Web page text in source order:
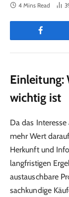
4 Mins Read
Einleitung:
wichtig ist
Da das
mehr Wert
Herkunft und
langfristigen
austauschbare
sachkundige